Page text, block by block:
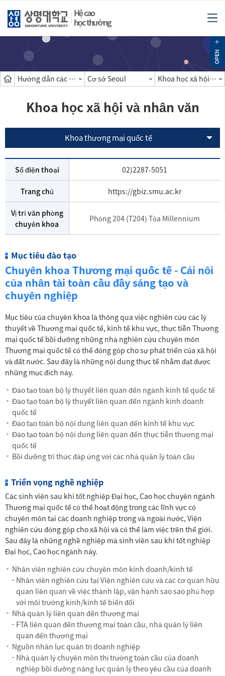
Hệ cao
học thường
Hướng dẫn các khoa Cơ sở Seoul Khoa học xã hội và nhân văn
Khoa học xã hội và nhân văn
Khoa thương mại quốc tế
Số điện thoại 02)2287-5051
Trang chủ https://gbiz.smu.ac.kr
Vị trí văn phòng
chuyên khoa
Phòng 204 (T204) Tòa Millennium
Mục tiêu đào tạo
Chuyên khoa Thương mại quốc tế - Cái nôi
của nhân tài toàn cầu đầy sáng tạo và
chuyên nghiệp
Mục tiêu của chuyên khoa là thông qua việc nghiên cứu các lý
thuyết về Thương mại quốc tế, kinh tế khu vực, thực tiễn Thương
mại quốc tế bồi dưỡng những nhà nghiên cứu chuyên môn
Thương mại quốc tế có thể đóng góp cho sự phát triển của xã hội
và đất nước. Sau đây là những nội dung thực tế nhằm đạt được
những mục đích này.
Đào tạo toàn bộ lý thuyết liên quan đến ngành kinh tế quốc tế
Đào tạo toàn bộ lý thuyết liên quan đến ngành kinh doanh
quốc tế
Đào tạo toàn bộ nội dung liên quan đến kinh tế khu vực
Đào tạo toàn bộ nội dung liên quan đến thực tiễn thương mại
quốc tế
Bồi dưỡng trí thức đáp ứng với các nhà quản lý toàn cầu
Triển vọng nghề nghiệp
Các sinh viên sau khi tốt nghiệp Đại học, Cao học chuyên ngành
Thương mại quốc tế có thể hoạt động trong các lĩnh vực có
chuyên môn tại các doanh nghiệp trong và ngoài nước, Viện
nghiên cứu đóng góp cho xã hội và có thể làm việc trên thế giới.
Sau đây là những nghề nghiệp mà sinh viên sau khi tốt nghiệp
Đại học, Cao học ngành này.
Nhân viên nghiên cứu chuyên môn kinh doanh/kinh tế
Nhân viên nghiên cứu tại Viện nghiên cứu và các cơ quan hữu
quan liên quan về việc thành lập, vận hành sao sao phù hợp
với môi trường kinh/kinh tế biến đổi
Nhà quản lý liên quan đến thương mại
FTA liên quan đến thương mại toàn cầu, nhà quản lý liên
quan đến thương mại
Nguồn nhân lực quản trị doanh nghiệp
Nhà quản lý chuyên môn thị trường toàn cầu của doanh
nghiệp bồi dưỡng năng lực quản lý theo yêu cầu của doanh